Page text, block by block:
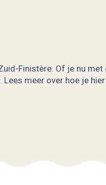
Finistère. Of je nu
meer over hoe je